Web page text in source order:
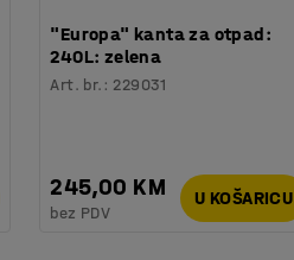
"Europa" kanta za otpad:
240L: zelena
Art. br. : 229031
245,00 KM
bez PDV
U KOŠARICU